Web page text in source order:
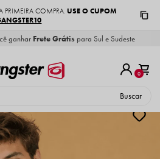
PRIMEIRA COMPRA.USE O CUPOM
ganhar Frete Grátis para Sul e Sudeste
0